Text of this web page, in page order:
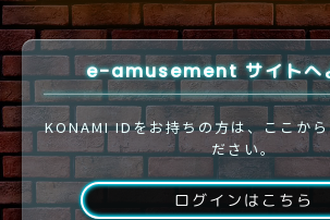
e-amusement サイトへ
KONAMI IDをお持ちの方は、ここか
ださい。
ログインはこちら